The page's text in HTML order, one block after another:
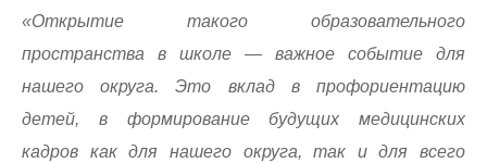
«Открытие такого образовательного
пространства в школе — важное событие для
нашего округа. Это вклад в профориентацию
детей, в формирование будущих медицинских
кадров как для нашего округа, так и для всего